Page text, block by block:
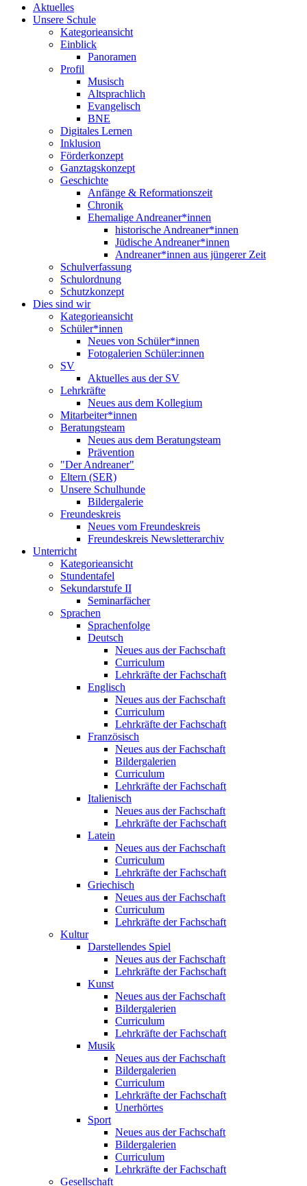
Aktuelles
Unsere Schule
Kategorieansicht
Einblick
Panoramen
Profil
Musisch
Altsprachlich
Evangelisch
BNE
Digitales Lernen
Inklusion
Förderkonzept
Ganztagskonzept
Geschichte
Anfänge & Reformationszeit
Chronik
Ehemalige Andreaner*innen
historische Andreaner*innen
Jüdische Andreaner*innen
Andreaner*innen aus jüngerer Zeit
Schulverfassung
Schulordnung
Schutzkonzept
Dies sind wir
Kategorieansicht
Schüler*innen
Neues von Schüler*innen
Fotogalerien Schüler:innen
SV
Aktuelles aus der SV
Lehrkräfte
Neues aus dem Kollegium
Mitarbeiter*innen
Beratungsteam
Neues aus dem Beratungsteam
Prävention
"Der Andreaner"
Eltern (SER)
Unsere Schulhunde
Bildergalerie
Freundeskreis
Neues vom Freundeskreis
Freundeskreis Newsletterarchiv
Unterricht
Kategorieansicht
Stundentafel
Sekundarstufe II
Seminarfächer
Sprachen
Sprachenfolge
Deutsch
Neues aus der Fachschaft
Curriculum
Lehrkräfte der Fachschaft
Englisch
Neues aus der Fachschaft
Curriculum
Lehrkräfte der Fachschaft
Französisch
Neues aus der Fachschaft
Bildergalerien
Curriculum
Lehrkräfte der Fachschaft
Italienisch
Neues aus der Fachschaft
Lehrkräfte der Fachschaft
Latein
Neues aus der Fachschaft
Curriculum
Lehrkräfte der Fachschaft
Griechisch
Neues aus der Fachschaft
Curriculum
Lehrkräfte der Fachschaft
Kultur
Darstellendes Spiel
Neues aus der Fachschaft
Lehrkräfte der Fachschaft
Kunst
Neues aus der Fachschaft
Bildergalerien
Curriculum
Lehrkräfte der Fachschaft
Musik
Neues aus der Fachschaft
Bildergalerien
Curriculum
Lehrkräfte der Fachschaft
Unerhörtes
Sport
Neues aus der Fachschaft
Bildergalerien
Curriculum
Lehrkräfte der Fachschaft
Gesellschaft